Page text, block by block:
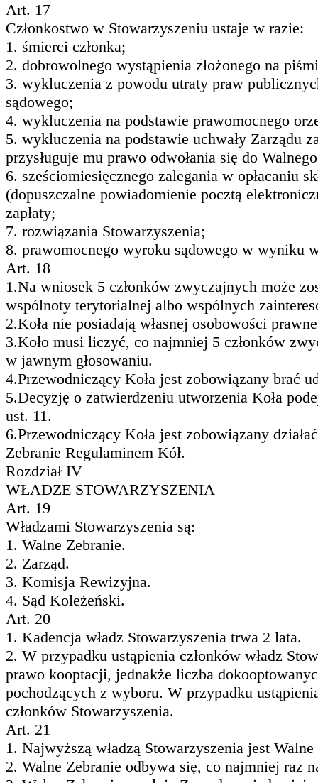
Art. 17
Członkostwo w Stowarzyszeniu ustaje w razie:
1. śmierci członka;
2. dobrowolnego wystąpienia złożonego na
3. wykluczenia z powodu utraty praw
sądowego;
4. wykluczenia na podstawie prawomocnego
5. wykluczenia na podstawie uchwały Zarządu
przysługuje mu prawo odwołania się do
6. sześciomiesięcznego zalegania w opłacaniu
(dopuszczalne powiadomienie pocztą
zapłaty;
7. rozwiązania Stowarzyszenia;
8. prawomocnego wyroku sądowego w wyniku
Art. 18
1.Na wniosek 5 członków zwyczajnych może
wspólnoty terytorialnej albo wspólnych
2.Koła nie posiadają własnej osobowości
3.Koło musi liczyć, co najmniej 5 członków
w jawnym głosowaniu.
4.Przewodniczący Koła jest zobowiązany brać
5.Decyzję o zatwierdzeniu utworzenia Koła
ust. 11.
6.Przewodniczący Koła jest zobowiązany
Zebranie Regulaminem Kół.
Rozdział IV
WŁADZE STOWARZYSZENIA
Art. 19
Władzami Stowarzyszenia są:
1. Walne Zebranie.
2. Zarząd.
3. Komisja Rewizyjna.
4. Sąd Koleżeński.
Art. 20
1. Kadencja władz Stowarzyszenia trwa 2 lata.
2. W przypadku ustąpienia członków władz
prawo kooptacji, jednakże liczba
pochodzących z wyboru. W przypadku
członków Stowarzyszenia.
Art. 21
1. Najwyższą władzą Stowarzyszenia jest
2. Walne Zebranie odbywa się, co najmniej raz